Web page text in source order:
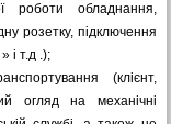
роботи обладнання,
розетку, підключення
і т.д .);
(клієнт,
огляд на механічні